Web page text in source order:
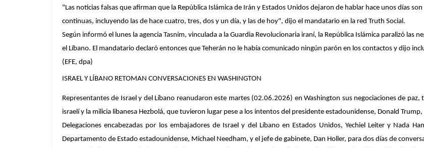
"Las noticias falsas que afirman que la República Islámica de Irán y Estados Unidos dejaron de hablar hace unos días
continuas, incluyendo las de hace cuatro, tres, dos y un día, y las de hoy", dijo el mandatario en la red Truth Social.
Según informó el lunes la agencia Tasnim, vinculada a la Guardia Revolucionaria iraní, la República Islámica paralizó las
el Líbano. El mandatario declaró entonces que Teherán no le había comunicado ningún parón en los contactos y dijo
(EFE, dpa)
ISRAEL Y LÍBANO RETOMAN CONVERSACIONES EN WASHINGTON
Representantes de Israel y del Líbano reanudaron este martes (02.06.2026) en Washington sus negociaciones de
israelí y la milicia libanesa Hezbolá, que tuvieron lugar pese a los intentos del presidente estadounidense, Donald
Delegaciones encabezadas por los embajadores de Israel y del Líbano en Estados Unidos, Yechiel Leiter y Nada
Departamento de Estado estadounidense, Michael Needham, y el jefe de gabinete, Dan Holler, para dos días de